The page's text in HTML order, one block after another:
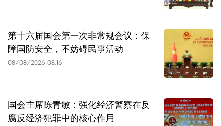
第十六届国会第一次非常规会议：保
障国防安全，不妨碍民事活动
08/08/2026 08:16
国会主席陈青敏：强化经济警察在反
腐反经济犯罪中的核心作用